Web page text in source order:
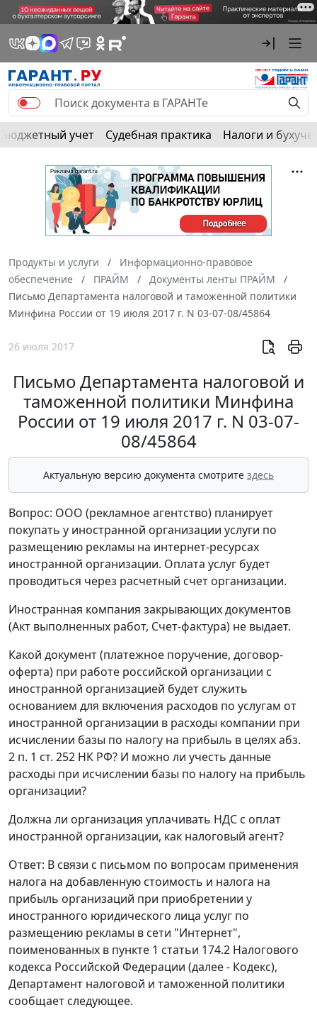
Бюджетный учет Судебная практика Налоги и
Продукты и услуги
Информационно-правовое
обеспечение
ПРАЙМ
Документы ленты ПРАЙМ
Письмо Департамента налоговой и таможенной политики
Минфина России от 19 июля 2017 г. N 03-07-08/45864
26 июля 2017
Письмо Департамента налоговой и
таможенной политики Минфина
России от 19 июля 2017 г. N 03-07-
08/45864
Актуальную версию документа смотрите здесь
Вопрос: ООО (рекламное агентство) планирует
покупать у иностранной организации услуги по
размещению рекламы на интернет-ресурсах
иностранной организации. Оплата услуг будет
проводиться через расчетный счет организации.
Иностранная компания закрывающих документов
(Акт выполненных работ, Счет-фактура) не выдает.
Какой документ (платежное поручение, договор-
оферта) при работе российской организации с
иностранной организацией будет служить
основанием для включения расходов по услугам от
иностранной организации в расходы компании при
исчислении базы по налогу на прибыль в целях абз.
2 п. 1 ст. 252 НК РФ? И можно ли учесть данные
расходы при исчислении базы по налогу на прибыль
организации?
Должна ли организация уплачивать НДС с оплат
иностранной организации, как налоговый агент?
Ответ: В связи с письмом по вопросам применения
налога на добавленную стоимость и налога на
прибыль организаций при приобретении у
иностранного юридического лица услуг по
размещению рекламы в сети "Интернет",
поименованных в пункте 1 статьи 174.2 Налогового
кодекса Российской Федерации (далее - Кодекс),
Департамент налоговой и таможенной политики
сообщает следующее.